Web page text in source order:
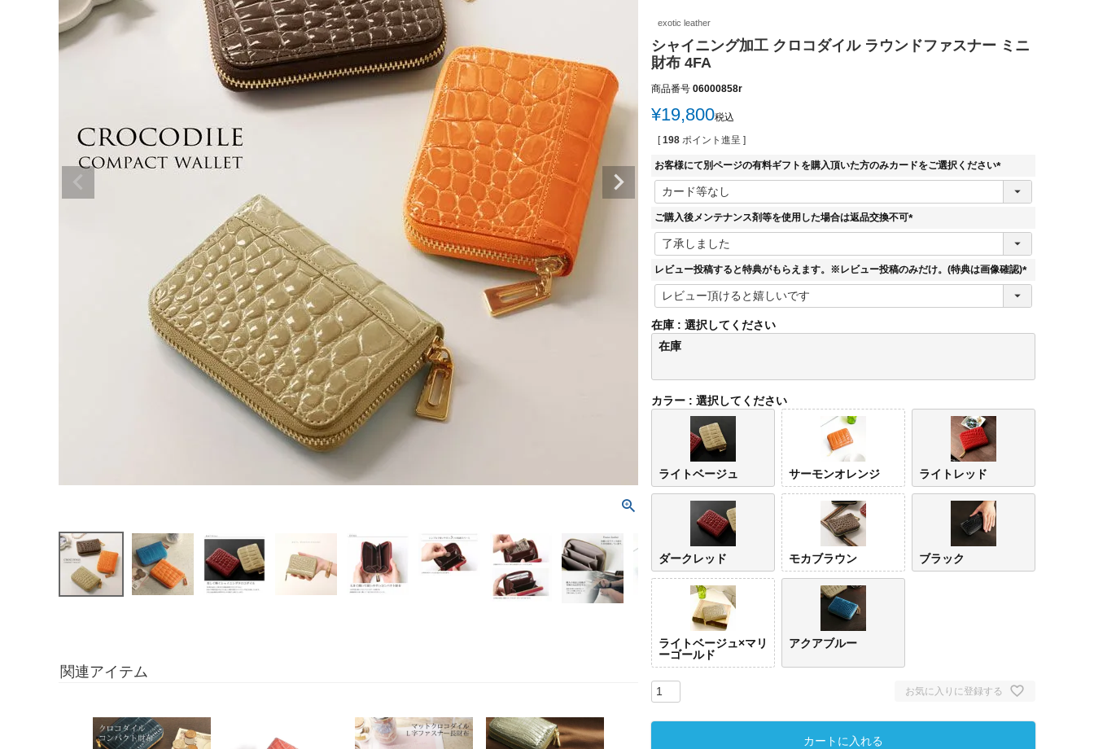
関連アイテム
exotic leather
シャイニング加工 クロコダイル ラウンドファスナー ミニ
財布 4FA
商品番号 06000858r
¥19,800税込
[ 198 ポイント進呈 ]
お客様にて別ページの有料ギフトを購入頂いた方のみカードをご選択ください
(
ご購入後メンテナンス剤等を使用した場合は返品交換不可
(
須
レビュー投稿すると特典がもらえます。※レビュー投稿のみだけ。(特典は画像確認)
(
)
在庫
選択してください
在庫
カラー 選択してください
ライトベージュ サーモンオレンジ ライトレッド
ダークレッド モカブラウン ブラック
ライトベージュ×マリ
ーゴールド
アクアブルー
お気に入りに登録する
カートに入れる